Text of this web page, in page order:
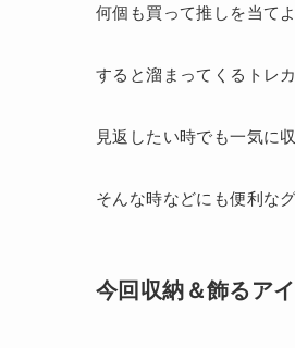
何個も買って推しを当て
すると溜まってくるトレ
見返したい時でも一気に
そんな時などにも便利な
今回収納＆飾るア